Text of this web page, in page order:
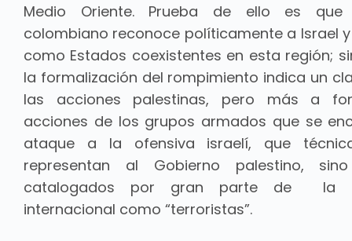
Medio Oriente. Prueba de ello es que
colombiano reconoce políticamente a Israel
como Estados coexistentes en esta región;
la formalización del rompimiento indica un
las acciones palestinas, pero más a
acciones de los grupos armados que se
ataque a la ofensiva israelí, que
representan al Gobierno palestino,
catalogados por gran parte de la
internacional como “terroristas”.